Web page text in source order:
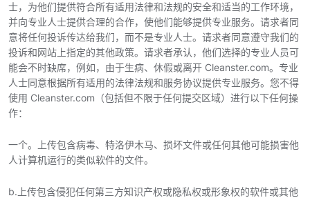
士，为他们提供符合所有适用法律和法规的安全和适当的工作环境，
并向专业人士提供合理的合作，使他们能够提供专业服务。请求者同
意将任何投诉传达给我们，而不是专业人士。请求者同意遵守我们的
投诉和网站上指定的其他政策。请求者承认，他们选择的专业人员可
能会不时缺席，例如，由于生病、休假或离开 Cleanster.com。专业
人士同意根据所有适用的法律法规和服务协议提供专业服务。您不得
使用 Cleanster.com（包括但不限于任何提交区域）进行以下任何操
作：
一个。上传包含病毒、特洛伊木马、损坏文件或任何其他可能损害他
人计算机运行的类似软件的文件。
b.上传包含侵犯任何第三方知识产权或隐私权或形象权的软件或其他